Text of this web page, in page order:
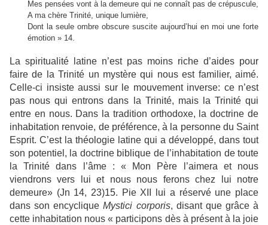
Mes pensées vont à la demeure qui ne connaît pas de crépuscule,
A ma chère Trinité, unique lumière,
Dont la seule ombre obscure suscite aujourd’hui en moi une forte
émotion » 14.
La spiritualité latine n’est pas moins riche d’aides pour
faire de la Trinité un mystère qui nous est familier, aimé.
Celle-ci insiste aussi sur le mouvement inverse: ce n’est
pas nous qui entrons dans la Trinité, mais la Trinité qui
entre en nous. Dans la tradition orthodoxe, la doctrine de
inhabitation renvoie, de préférence, à la personne du Saint
Esprit. C’est la théologie latine qui a développé, dans tout
son potentiel, la doctrine biblique de l’inhabitation de toute
la Trinité dans l’âme : « Mon Père l’aimera et nous
viendrons vers lui et nous nous ferons chez lui notre
demeure» (Jn 14, 23)15. Pie XII lui a réservé une place
dans son encycliqueMystici corporis, disant que grâce à
cette inhabitation nous « participons dès à présent à la joie